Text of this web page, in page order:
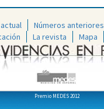
Números anteriores
La revista Mapa
Premio MEDES 2012